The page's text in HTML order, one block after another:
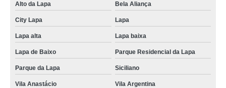
foto lembrança em Guarulhos preço Jardim Rutinha
foto lembrança no ABC preço Vila Luísa
empresa que faz foto lembrança infantil Capivari
foto lembrança na hora preço Vila Maria Alta
empresa que faz foto lembrança para eventos corporativos Conjunto
Residencial do Morumbi
Alto da Lapa
Bela Aliança
City Lapa Lapa
Lapa alta Lapa baixa
Lapa de Baixo Parque Residencial da Lapa
Parque da Lapa Siciliano
Vila Anastácio Vila Argentina